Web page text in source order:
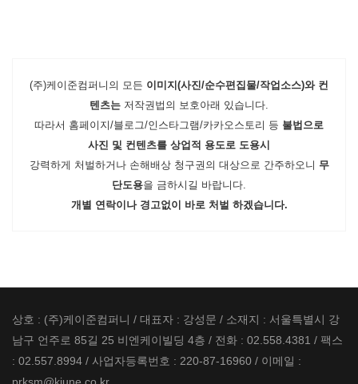
(주)케이준컴퍼니의 모든 이미지(사진/순수편집물/작업소스)와 컨
텐츠는 저작권법의 보호아래 있습니다.
따라서 홈페이지/블로그/인스타그램/카카오스토리 등 불법으로
사진 및 컨텐츠를 상업적 용도로 도용시
강력하게 처벌하거나 손해배상 청구권의 대상으로 간주하오니 무
단도용을 금하시길 바랍니다.
개별 연락이나 경고없이 바로 처벌 하겠습니다.
상호 : (주)케이준컴퍼니 / 대표자 : 강성문 / 소재지 : 서울특별시 강
남구 언주로 85길 25 비엔케이빌딩 4층 / 전화 : 02.558.4381 / 팩스
: 02.557.8994 / 사업자등록번호 : 220-87-16960 / 이메일 :